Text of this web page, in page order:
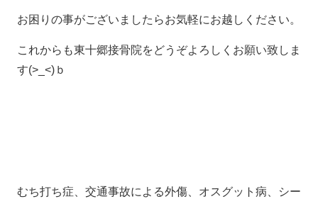
お困りの事がございましたらお気軽にお越しください。
これからも東十郷接骨院をどうぞよろしくお願い致しま
す(>_<)ｂ
むち打ち症、交通事故による外傷、オスグット病、シー